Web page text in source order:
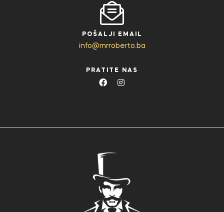
POŠALJI EMAIL
info@mrroberto.ba
PRATITE NAS